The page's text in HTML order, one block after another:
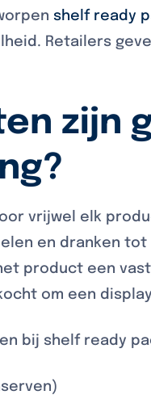
shelf ready
Retailers
zijn
vrijwel elk
en dranken
product een
om een
bij shelf ready